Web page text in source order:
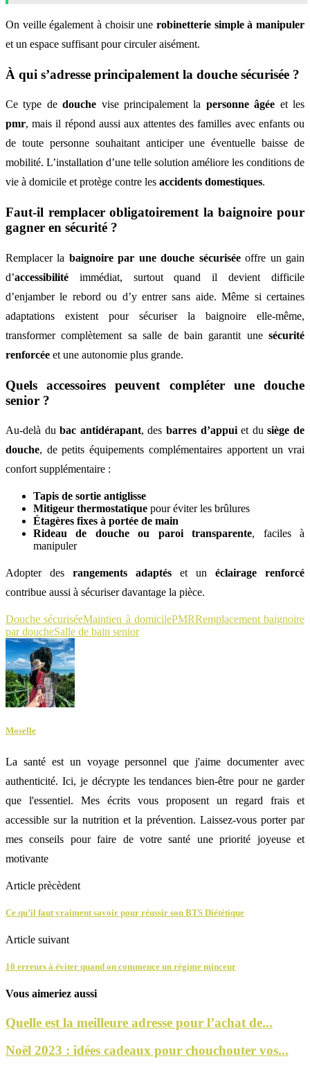
On veille également à choisir une robinetterie simple à manipuler
et un espace suffisant pour circuler aisément.
À qui s’adresse principalement la douche sécurisée ?
Ce type dedouche vise principalement la personne âgée et les
pmr, mais il répond aussi aux attentes des familles avec enfants ou
de toute personne souhaitant anticiper une éventuelle baisse de
mobilité. L’installation d’une telle solution améliore les conditions de
vie à domicile et protège contre les accidents domestiques.
Faut-il remplacer obligatoirement la baignoire pour
gagner en sécurité ?
Remplacer la baignoire par une douche sécuriséeoffre un gain
d’accessibilité immédiat, surtout quand il devient difficile
d’enjamber le rebord ou d’y entrer sans aide. Même si certaines
adaptations existent pour sécuriser la baignoire elle-même,
transformer complètement sa salle de bain garantit une sécurité
renforcée et une autonomie plus grande.
Quels accessoires peuvent compléter une douche
senior ?
Au-delà dubac antidérapant, desbarres d’appuiet dusiège de
douche, de petits équipements complémentaires apportent un vrai
confort supplémentaire :
Tapis de sortie antiglisse
Mitigeur thermostatique pour éviter les brûlures
Étagères fixes à portée de main
Rideau de douche ou paroi transparente, faciles à
manipuler
Adopter des rangements adaptés et un éclairage renforcé
contribue aussi à sécuriser davantage la pièce.
Douche sécuriséeMaintien à domicilePMRRemplacement baignoire
par doucheSalle de bain senior
Moselle
La santé est un voyage personnel que j'aime documenter avec
authenticité. Ici, je décrypte les tendances bien-être pour ne garder
que l'essentiel. Mes écrits vous proposent un regard frais et
accessible sur la nutrition et la prévention. Laissez-vous porter par
mes conseils pour faire de votre santé une priorité joyeuse et
motivante
Article prècèdent
Ce qu’il faut vraiment savoir pour réussir son BTS Diététique
Article suivant
10 erreurs à éviter quand on commence un régime minceur
Vous aimeriez aussi
Quelle est la meilleure adresse pour l’achat de...
Noël 2023 : idées cadeaux pour chouchouter vos...